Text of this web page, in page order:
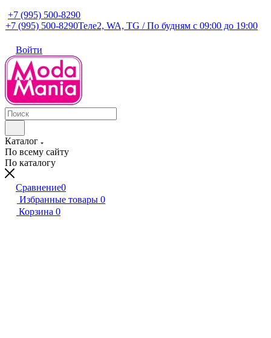
+7 (995) 500-8290
+7 (995) 500-8290Теле2, WA, TG / По будням c 09:00 до 19:00
Войти
Каталог
По всему сайту
По каталогу
Сравнение0
Избранные товары 0
Корзина 0